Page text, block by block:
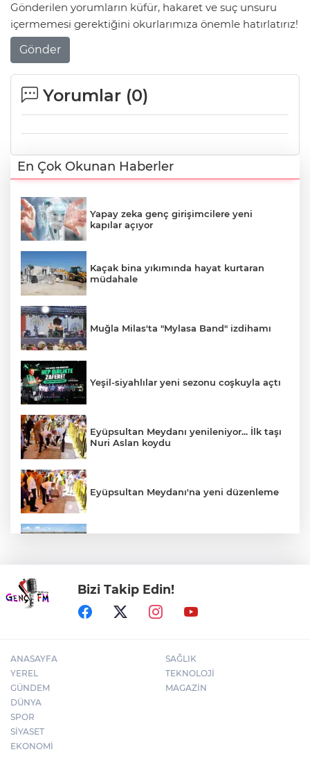
Gönderilen yorumların küfür, hakaret ve suç unsuru
içermemesi gerektiğini okurlarımıza önemle hatırlatırız!
Gönder
Yorumlar (0)
En Çok Okunan Haberler
Yapay zeka genç girişimcilere yeni
kapılar açıyor
Kaçak bina yıkımında hayat kurtaran
müdahale
Muğla Milas'ta "Mylasa Band" izdihamı
Yeşil-siyahlılar yeni sezonu coşkuyla açtı
Eyüpsultan Meydanı yenileniyor... İlk taşı
Nuri Aslan koydu
Eyüpsultan Meydanı'na yeni düzenleme
Kütahya'da Geleneksel Müderris
Mahallesi Şenliği coşkusu
Bizi Takip Edin!
ANASAYFA
YEREL
GÜNDEM
DÜNYA
SPOR
SİYASET
EKONOMİ
SAĞLIK
TEKNOLOJİ
MAGAZİN